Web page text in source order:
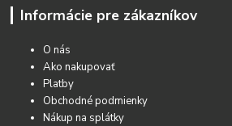
Informácie pre zákazníkov
O nás
Ako nakupovať
Platby
Obchodné podmienky
Nákup na splátky